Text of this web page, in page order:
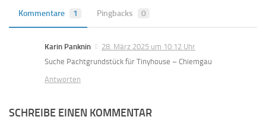
Kommentare 1 Pingbacks 0
Karin Panknin
28. März 2025 um 10:12 Uhr
Suche Pachtgrundstück für Tinyhouse – Chiemgau
Antworten
SCHREIBE EINEN KOMMENTAR